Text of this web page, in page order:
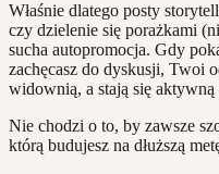
Właśnie dlatego posty
czy dzielenie się porażkami
sucha autopromocja. Gdy
zachęcasz do dyskusji, Twoi
widownią, a stają się aktywną
Nie chodzi o to, by zawsze
którą budujesz na dłuższą